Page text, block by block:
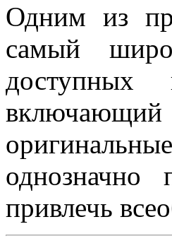
Одним из
самый
включающий
привлечь